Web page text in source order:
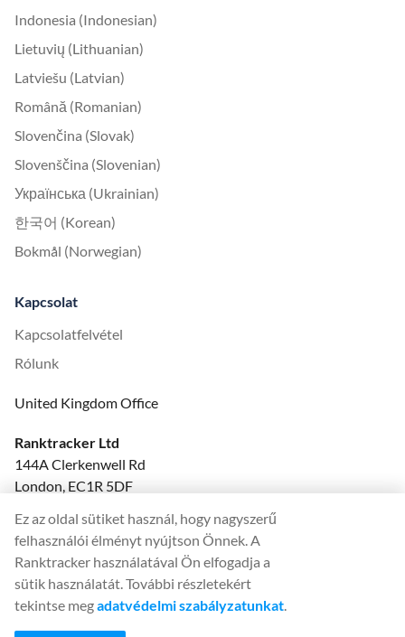
Indonesia (Indonesian)
Lietuvių (Lithuanian)
Latviešu (Latvian)
Română (Romanian)
Slovenčina (Slovak)
Slovenščina (Slovenian)
Українська (Ukrainian)
한국어 (Korean)
Bokmål (Norwegian)
Kapcsolat
Kapcsolatfelvétel
Rólunk
United Kingdom Office
Ranktracker Ltd
144A Clerkenwell Rd
London, EC1R 5DF
felix@ranktracker.com
2015 -2026© Ranktracker. All Rights Reserved.
Ez az oldal sütiket használ, hogy nagyszerű
felhasználói élményt nyújtson Önnek. A
Ranktracker használatával Ön elfogadja a
sütik használatát. További részletekért
tekintse megadatvédelmi szabályzatunkat.